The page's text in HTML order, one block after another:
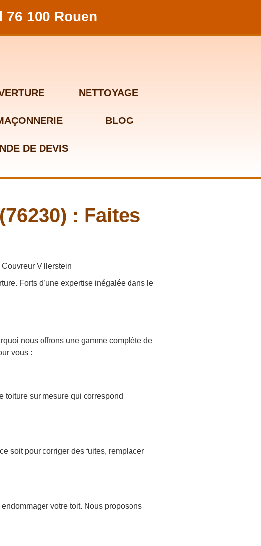
76 100 Rouen
NETTOYAGE
BLOG
DE DEVIS
: Faites
Forts d’une expertise inégalée dans le
nous offrons une gamme complète de
vous :
toiture sur mesure qui correspond
soit pour corriger des fuites, remplacer
votre toit. Nous proposons